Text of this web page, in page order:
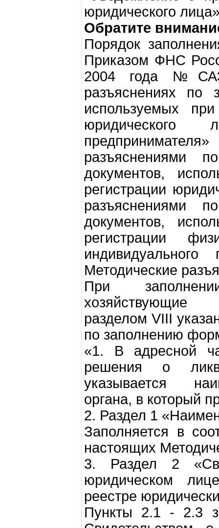
юридического
Обратите
Порядок
Приказом ФНС
2004 года
разъяснениях по
используемых при
юридического
разъяснениями
документов,
регистрации
разъяснениями
документов,
регистрации
Методические
При
хозяйствующие
разделом VIII
по заполнению
«1. В адресной
решения о
указывается
органа, в который
2. Раздел 1
Заполняется в
настоящих
3. Раздел 2
юридическом
реестре
Пункты 2.1 - 2.3